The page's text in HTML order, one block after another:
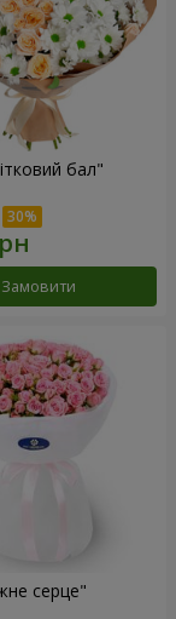
бал"
Замовити
серце"